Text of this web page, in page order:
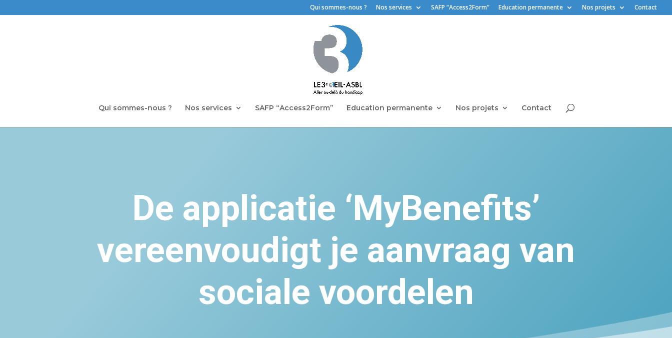
Qui sommes-nous ? Nos services SAFP “Access2Form” Education permanente Nos projets Contact
Qui sommes-nous ? Nos services SAFP “Access2Form” Education permanente Nos projets Contact
De applicatie ‘MyBenefits’
vereenvoudigt je aanvraag van
sociale voordelen